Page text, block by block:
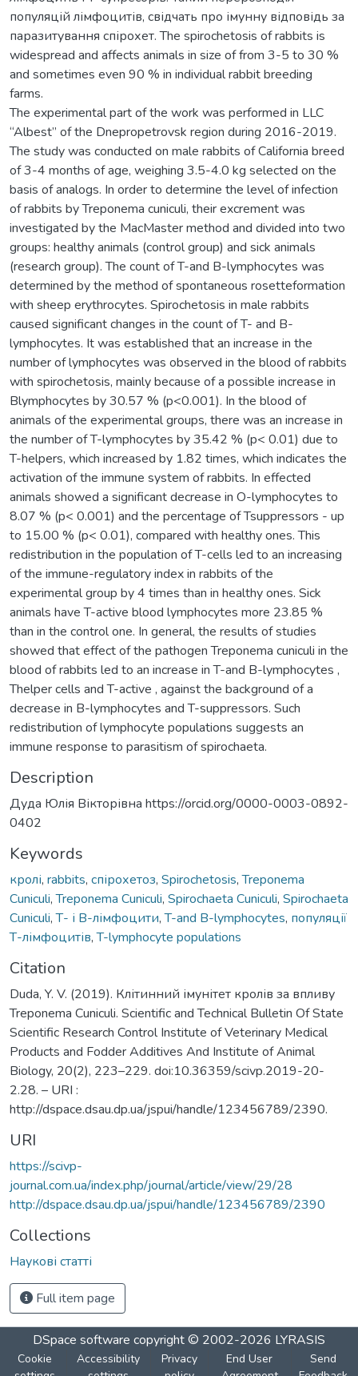
популяцій лімфоцитів, свідчать про імунну відповідь за
паразитування спірохет. The spirochetosis of rabbits is
widespread and affects animals in size of from 3-5 to 30 %
and sometimes even 90 % in individual rabbit breeding
farms.
The experimental part of the work was performed in LLC
“Albest” of the Dnepropetrovsk region during 2016-2019.
The study was conducted on male rabbits of California breed
of 3-4 months of age, weighing 3.5-4.0 kg selected on the
basis of analogs. In order to determine the level of infection
of rabbits by Treponema cuniculi, their excrement was
investigated by the MacMaster method and divided into two
groups: healthy animals (control group) and sick animals
(research group). The count of T-and B-lymphocytes was
determined by the method of spontaneous rosetteformation
with sheep erythrocytes. Spirochetosis in male rabbits
caused significant changes in the count of T- and B-
lymphocytes. It was established that an increase in the
number of lymphocytes was observed in the blood of rabbits
with spirochetosis, mainly because of a possible increase in
Blymphocytes by 30.57 % (p<0.001). In the blood of
animals of the experimental groups, there was an increase in
the number of T-lymphocytes by 35.42 % (p< 0.01) due to
T-helpers, which increased by 1.82 times, which indicates the
activation of the immune system of rabbits. In effected
animals showed a significant decrease in O-lymphocytes to
8.07 % (p< 0.001) and the percentage of Tsuppressors - up
to 15.00 % (p< 0.01), compared with healthy ones. This
redistribution in the population of T-cells led to an increasing
of the immune-regulatory index in rabbits of the
experimental group by 4 times than in healthy ones. Sick
animals have T-active blood lymphocytes more 23.85 %
than in the control one. In general, the results of studies
showed that effect of the pathogen Treponema cuniculi in the
blood of rabbits led to an increase in T-and B-lymphocytes ,
Thelper cells and T-active , against the background of a
decrease in B-lymphocytes and T-suppressors. Such
redistribution of lymphocyte populations suggests an
immune response to parasitism of spirochaeta.
Description
Дуда Юлія Вікторівна https://orcid.org/0000-0003-0892-
0402
Keywords
кролі, rabbits, спірохетоз, Spirochetosis,Treponema
Cuniculi,Treponema Cuniculi, Spirochaeta Cuniculi, Spirochaeta
Cuniculi,Т- і В-лімфоцити,T-and B-lymphocytes, популяції
Т-лімфоцитів,T-lymphocyte populations
Citation
Duda, Y. V. (2019). Клітинний імунітет кролів за впливу
Treponema Cuniculi. Scientific and Technical Bulletin Оf State
Scientific Research Control Institute of Veterinary Medical
Products and Fodder Additives Аnd Institute of Animal
Biology, 20(2), 223–229. doi:10.36359/scivp.2019-20-
2.28. – URI :
http://dspace.dsau.dp.ua/jspui/handle/123456789/2390.
URI
https://scivp-
journal.com.ua/index.php/journal/article/view/29/28
http://dspace.dsau.dp.ua/jspui/handle/123456789/2390
Collections
Наукові статті
Full item page
DSpace software copyright © 2002-2026 LYRASIS
Cookie
Accessibility
Privacy
End User
Send